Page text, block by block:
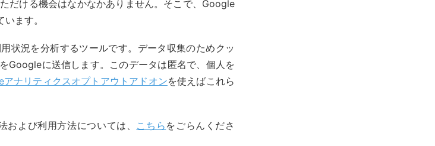
だける機会はなかなかありません。そこで、Google
ます。
状況を分析するツールです。データ収集のためクッ
Googleに送信します。このデータは匿名で、個人を
アナリティクスオプトアウトアドオンを使えばこれら
よび利用方法については、 こちら をごらんくださ